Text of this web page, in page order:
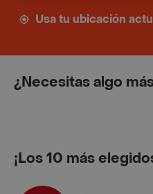
Usa tu ubicación
¿Necesitas algo
¡Los 10 más